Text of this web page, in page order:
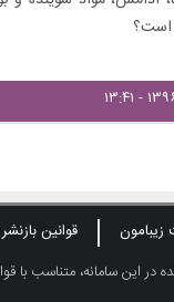
است؟
زیبامون
قوانین
در این سامانه، متناسب با